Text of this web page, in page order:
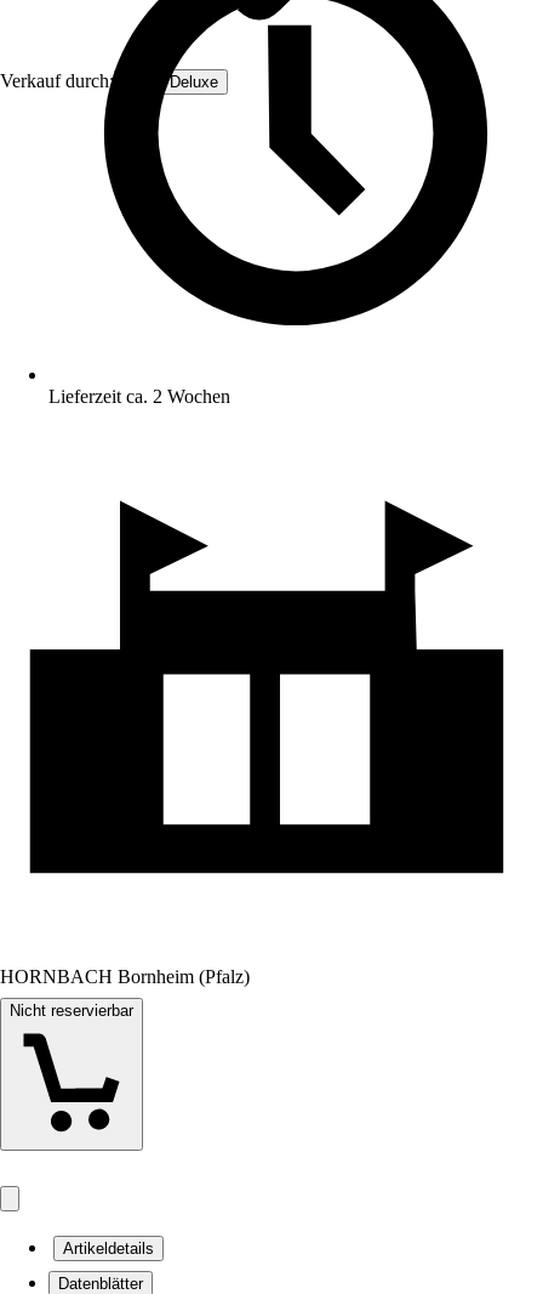
Verkauf durch: Home Deluxe
Lieferzeit ca. 2 Wochen
HORNBACH Bornheim (Pfalz)
Nicht reservierbar
Artikeldetails
Datenblätter